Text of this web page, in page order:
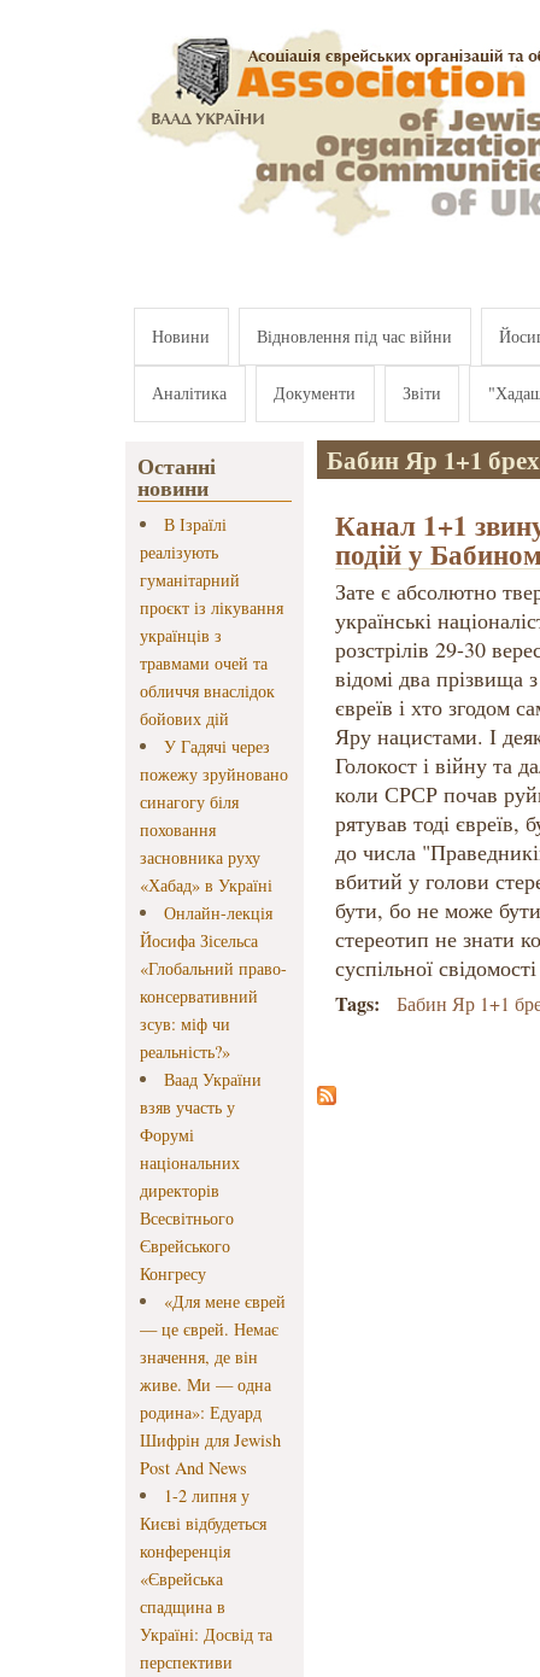
Новини Відновлення під час війни
Аналітика Документи Звіти
Останні
новини
В Ізраїлі
реалізують
гуманітарний
проєкт із лікування
українців з
травмами очей та
обличчя внаслідок
бойових дій
У Гадячі через
пожежу зруйновано
синагогу біля
поховання
засновника руху
«Хабад» в Україні
Онлайн-лекція
Йосифа Зісельса
«Глобальний право-
консервативний
зсув: міф чи
реальність?»
Ваад України
взяв участь у
Форумі
національних
директорів
Всесвітнього
Єврейського
Конгресу
«Для мене єврей
— це єврей. Немає
значення, де він
живе. Ми — одна
родина»: Едуард
Шифрін для Jewish
Post And News
1-2 липня у
Києві відбудеться
конференція
«Єврейська
спадщина в
Україні: Досвід та
перспективи
Бабин Яр 1+1
Канал 1+1
подій у
Зате є абсолютно
українські
розстрілів 29-30
відомі два прізвища
євреїв і хто згодом
Яру нацистами. І
Голокост і війну та
коли СРСР почав
рятував тоді
до числа
вбитий у голови
бути, бо не може
стереотип не знати
суспільної
Tags: Бабин Яр 1+1